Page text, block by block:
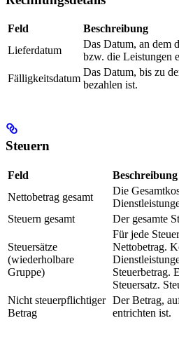
Feld
Beschreibung
Lieferdatum
Das Datum, an dem
bzw. die Leistungen
Fälligkeitsdatum
Das Datum, bis zu
bezahlen ist.
Steuern
Feld
Beschreibung
Nettobetrag gesamt
Die
Steuern gesamt
Der gesamte
Steuersätze
(wiederholbare
Gruppe)
Für jede
Nettobetrag.
Steuerbetrag.
Steuersatz.
Nicht steuerpflichtiger
Betrag
Der Betrag,
entrichten ist.